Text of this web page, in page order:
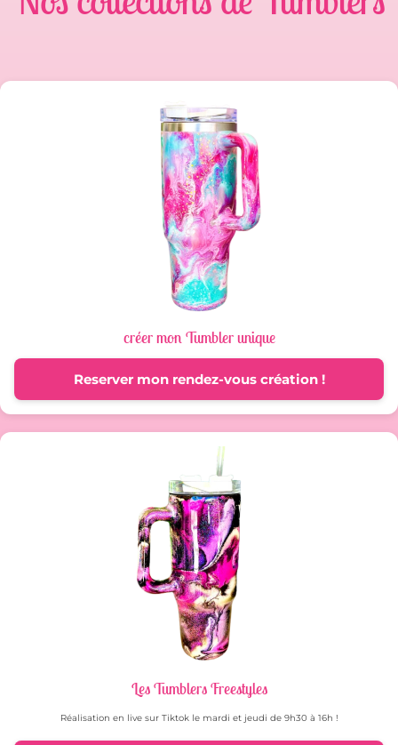
créer mon Tumbler unique
Reserver mon rendez-vous création !
Les Tumblers Freestyles
Réalisation en live sur Tiktok le mardi et jeudi de 9h30 à 16h !